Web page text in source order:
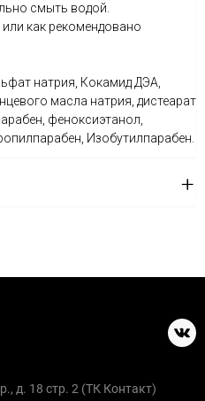
смыть водой.
как рекомендовано
натрия, Кокамид ДЭА,
масла натрия, дистеарат
феноксиэтанол,
Изобутилпарабен.
д. 18 стр. 2 (ТК Контакт)